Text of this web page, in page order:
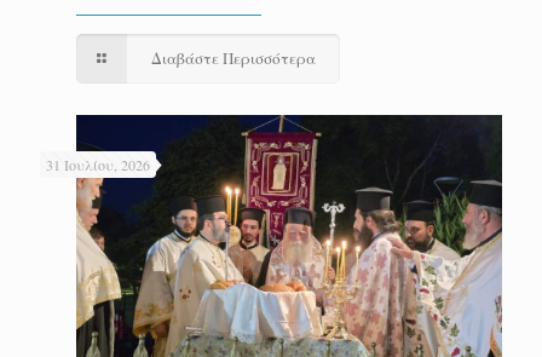
Διαβάστε Περισσότερα
31 Ιουλίου, 2026